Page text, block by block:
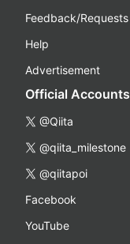
Feedback/Requests
Help
Advertisement
Official Accounts
@Qiita
@qiita_milestone
@qiitapoi
Facebook
YouTube